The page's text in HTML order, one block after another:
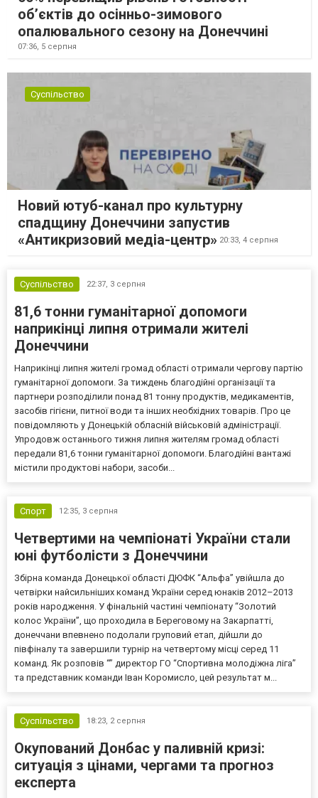
об’єктів до осінньо-зимового
опалювального сезону на Донеччині
07:36, 5 серпня
Суспільство
Новий ютуб-канал про культурну
спадщину Донеччини запустив
«Антикризовий медіа-центр» 20:33, 4 серпня
Суспільство 22:37, 3 серпня
81,6 тонни гуманітарної допомоги
наприкінці липня отримали жителі
Донеччини
Наприкінці липня жителі громад області отримали чергову партію
гуманітарної допомоги. За тиждень благодійні організації та
партнери розподілили понад 81 тонну продуктів, медикаментів,
засобів гігієни, питної води та інших необхідних товарів. Про це
повідомляють у Донецькій обласній військовій адміністрації.
Упродовж останнього тижня липня жителям громад області
передали 81,6 тонни гуманітарної допомоги. Благодійні вантажі
містили продуктові набори, засоби...
Спорт 12:35, 3 серпня
Четвертими на чемпіонаті України стали
юні футболісти з Донеччини
Збірна команда Донецької області ДЮФК “Альфа” увійшла до
четвірки найсильніших команд України серед юнаків 2012–2013
років народження. У фінальній частині чемпіонату “Золотий
колос України”, що проходила в Береговому на Закарпатті,
донеччани впевнено подолали груповий етап, дійшли до
півфіналу та завершили турнір на четвертому місці серед 11
команд. Як розповів “” директор ГО “Спортивна молодіжна ліга”
та представник команди Іван Коромисло, цей результат м...
Суспільство 18:23, 2 серпня
Окупований Донбас у паливній кризі:
ситуація з цінами, чергами та прогноз
експерта